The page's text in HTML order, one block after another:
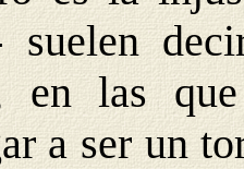
suelen
en las
a ser un